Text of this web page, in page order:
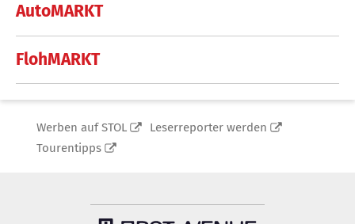
AutoMARKT
FlohMARKT
Werben auf STOL
Leserreporter werden
Tourentipps